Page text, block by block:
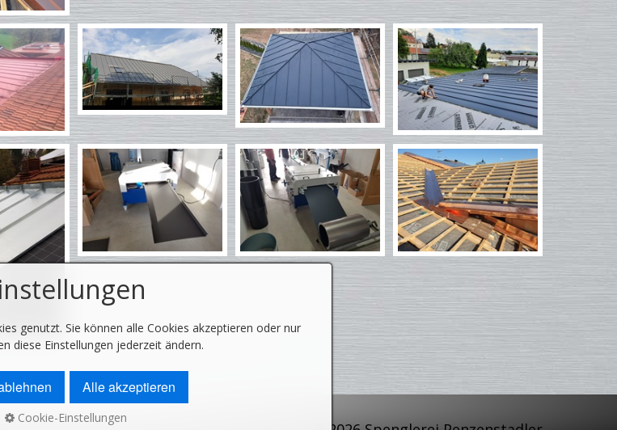
genutzt. Sie können alle Cookies akzeptieren oder nur
diese Einstellungen jederzeit ändern.
Alle akzeptieren
Cookie-Einstellungen